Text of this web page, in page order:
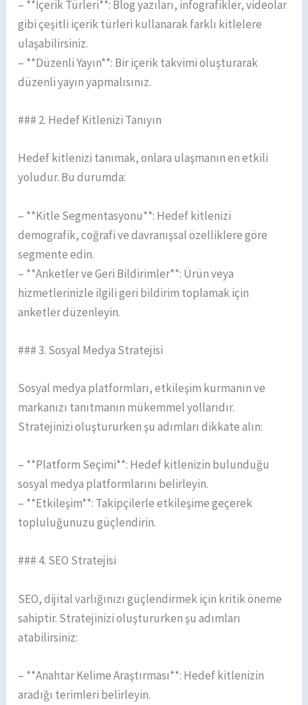
– **İçerik Türleri**: Blog yazıları, infografikler, videolar
gibi çeşitli içerik türleri kullanarak farklı kitlelere
ulaşabilirsiniz.
– **Düzenli Yayın**: Bir içerik takvimi oluşturarak
düzenli yayın yapmalısınız.
### 2. Hedef Kitlenizi Tanıyın
Hedef kitlenizi tanımak, onlara ulaşmanın en etkili
yoludur. Bu durumda:
– **Kitle Segmentasyonu**: Hedef kitlenizi
demografik, coğrafi ve davranışsal özelliklere göre
segmente edin.
– **Anketler ve Geri Bildirimler**: Ürün veya
hizmetlerinizle ilgili geri bildirim toplamak için
anketler düzenleyin.
### 3. Sosyal Medya Stratejisi
Sosyal medya platformları, etkileşim kurmanın ve
markanızı tanıtmanın mükemmel yollarıdır.
Stratejinizi oluştururken şu adımları dikkate alın:
– **Platform Seçimi**: Hedef kitlenizin bulunduğu
sosyal medya platformlarını belirleyin.
– **Etkileşim**: Takipçilerle etkileşime geçerek
topluluğunuzu güçlendirin.
### 4. SEO Stratejisi
SEO, dijital varlığınızı güçlendirmek için kritik öneme
sahiptir. Stratejinizi oluştururken şu adımları
atabilirsiniz:
– **Anahtar Kelime Araştırması**: Hedef kitlenizin
aradığı terimleri belirleyin.